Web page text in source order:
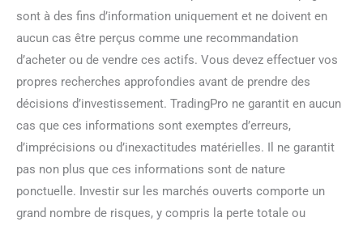
sont à des fins d’information uniquement et ne doivent en
aucun cas être perçus comme une recommandation
d’acheter ou de vendre ces actifs. Vous devez effectuer vos
propres recherches approfondies avant de prendre des
décisions d’investissement. TradingPro ne garantit en aucun
cas que ces informations sont exemptes d’erreurs,
d’imprécisions ou d’inexactitudes matérielles. Il ne garantit
pas non plus que ces informations sont de nature
ponctuelle. Investir sur les marchés ouverts comporte un
grand nombre de risques, y compris la perte totale ou